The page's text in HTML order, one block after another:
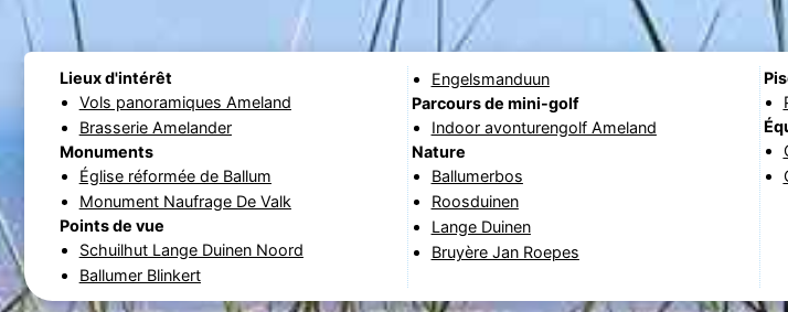
Lieux d'intérêt
Vols panoramiques Ameland
Brasserie Amelander
Monuments
Église réformée de Ballum
Monument Naufrage De Valk
Points de vue
Schuilhut Lange Duinen Noord
Ballumer Blinkert
Engelsmanduun
Parcours de mini-golf
Indoor avonturengolf Ameland
Nature
Ballumerbos
Roosduinen
Lange Duinen
Bruyère Jan Roepes